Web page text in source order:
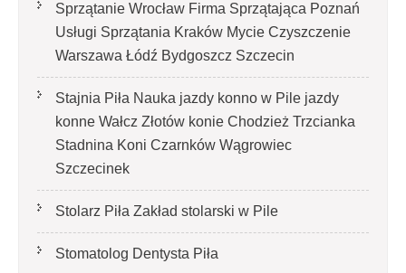
Sprzątanie Wrocław Firma Sprzątająca Poznań
Usługi Sprzątania Kraków Mycie Czyszczenie
Warszawa Łódź Bydgoszcz Szczecin
Stajnia Piła Nauka jazdy konno w Pile jazdy
konne Wałcz Złotów konie Chodzież Trzcianka
Stadnina Koni Czarnków Wągrowiec
Szczecinek
Stolarz Piła Zakład stolarski w Pile
Stomatolog Dentysta Piła